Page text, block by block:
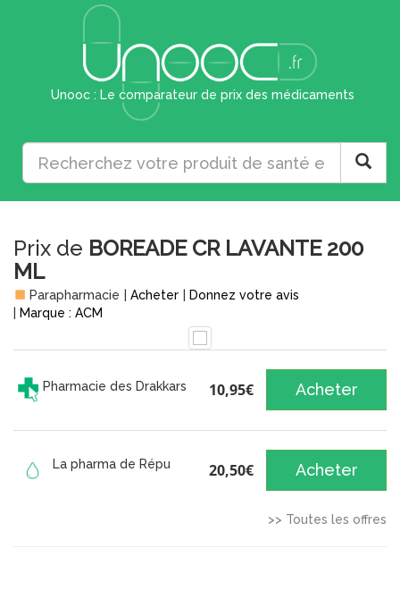
Unooc : Le comparateur de prix des médicaments
Prix de BOREADE CR LAVANTE 200
ML
Parapharmacie Acheter
Donnez votre avis
Marque : ACM
Pharmacie des Drakkars 10,95€ Acheter
La pharma de Répu 20,50€ Acheter
>> Toutes les offres